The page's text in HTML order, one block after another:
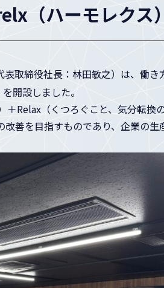
（ハーモレクス
取締役社長：林田敏之）は、働
を開設しました。
Relax（くつろぐこと、気分転換の
善を目指すものであり、企業の生